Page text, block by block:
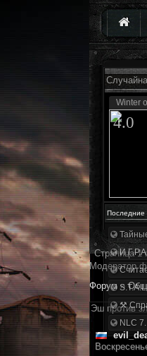
Winter
4.0
Последние
⚒
NLC
Страница1
Модератор
Форум »
Эш против